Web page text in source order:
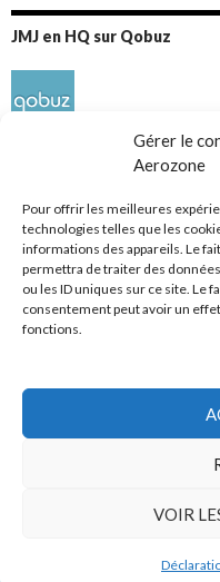
Gérer le
Aerozone
Pour offrir les meilleures
technologies telles que les
informations des appareils. Le
permettra de traiter des
ou les ID uniques sur ce site. Le
consentement peut avoir un
fonctions.
VOIR
JMJ en HQ sur Qobuz
Réseaux sociaux
© Mars
Politique de confidentialité